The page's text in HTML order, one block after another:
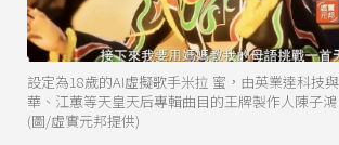
設定為18歲的AI虛擬歌手米拉 蜜，由英業達科技
華、江蕙等天皇天后專輯曲目的王牌製作人陳子鴻
(圖/虛實元邦提供)